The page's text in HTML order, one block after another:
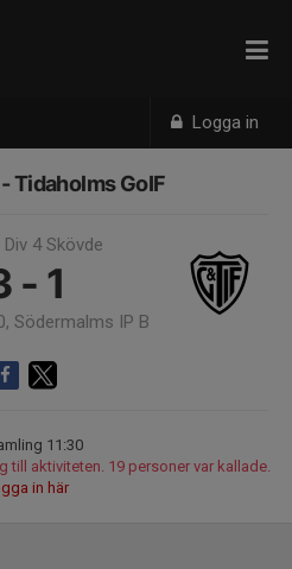
Logga in
Tidaholms GoIF
4 Skövde
- 1
Södermalms IP B
11:30
till aktiviteten. 19 personer var kallade.
in här